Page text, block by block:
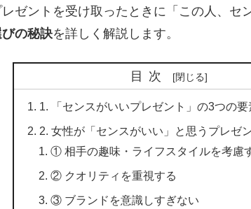
ゼントを受け取ったときに「この人、
の秘訣を詳しく解説します。
目次
1. 「センスがいいプレゼント」の3つの要
2. 女性が「センスがいい」と思うプレゼ
① 相手の趣味・ライフスタイルを考慮
② クオリティを重視する
③ ブランドを意識しすぎない